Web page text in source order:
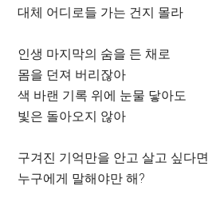
대체 어디로들 가는 건지 몰라
인생 마지막의 숨을 든 채로
몸을 던져 버리잖아
색 바랜 기록 위에 눈물 닿아도
빛은 돌아오지 않아
구겨진 기억만을 안고 살고 싶다면
누구에게 말해야만 해?